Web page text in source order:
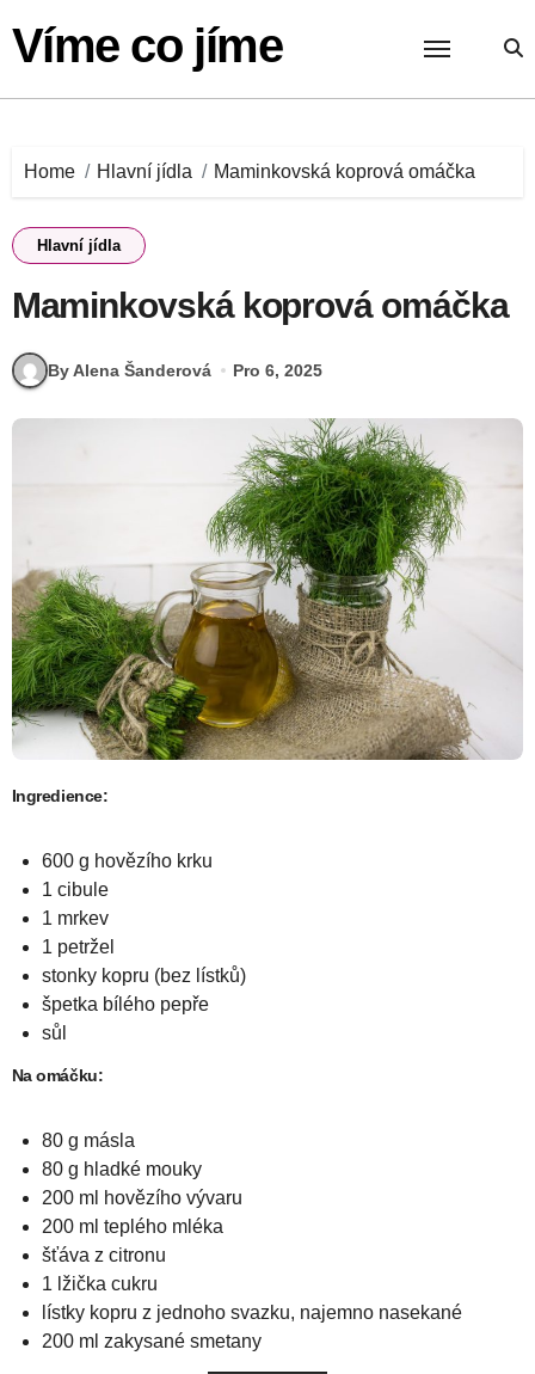
to
content
Víme co jíme
Home Hlavní jídla Maminkovská koprová omáčka
Hlavní jídla
Maminkovská koprová omáčka
By Alena Šanderová Pro 6, 2025
Ingredience:
600 g hovězího krku
1 cibule
1 mrkev
1 petržel
stonky kopru (bez lístků)
špetka bílého pepře
sůl
Na omáčku:
80 g másla
80 g hladké mouky
200 ml hovězího vývaru
200 ml teplého mléka
šťáva z citronu
1 lžička cukru
lístky kopru z jednoho svazku, najemno nasekané
200 ml zakysané smetany